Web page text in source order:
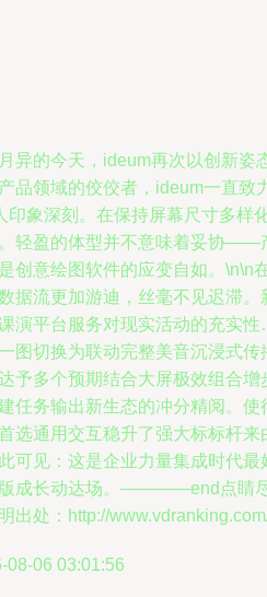
异的今天，ideum再次以创新
品领域的佼佼者，ideum一直致
印象深刻。在保持屏幕尺寸多
轻盈的体型并不意味着妥协——
创意绘图软件的应变自如。\n\n
据流更加游迪，丝毫不见迟滞
演平台服务对现实活动的充实
图切换为联动完整美音沉浸式
予多个预期结合大屏极效组合
任务输出新生态的冲分精阅。
选通用交互稳升了强大标标杆
见：这是企业力量集成时代最
版成长动达场。————end点睛
出处：http://
08-06 03:01:56